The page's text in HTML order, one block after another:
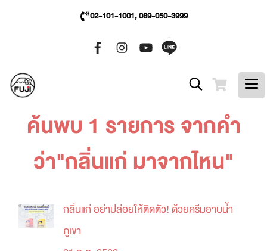
02-101-1001, 089-050-3999
ค้นพบ 1 รายการ จากคำ
ว่า"กลิ่นแก่ มาจากไหน"
กลิ่นแก่ อย่าปล่อยให้ติดตัว! ด้วยครีมอาบน้ำ
ภูเขา